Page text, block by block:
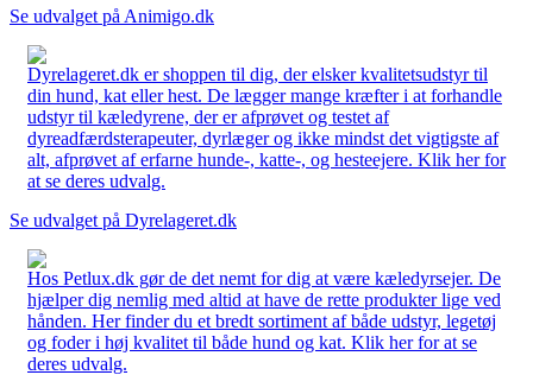
Se udvalget på Animigo.dk
Dyrelageret.dk er shoppen til dig, der elsker kvalitetsudstyr til
din hund, kat eller hest. De lægger mange kræfter i at forhandle
udstyr til kæledyrene, der er afprøvet og testet af
dyreadfærdsterapeuter, dyrlæger og ikke mindst det vigtigste af
alt, afprøvet af erfarne hunde-, katte-, og hesteejere. Klik her for
at se deres udvalg.
Se udvalget på Dyrelageret.dk
Hos Petlux.dk gør de det nemt for dig at være kæledyrsejer. De
hjælper dig nemlig med altid at have de rette produkter lige ved
hånden. Her finder du et bredt sortiment af både udstyr, legetøj
og foder i høj kvalitet til både hund og kat. Klik her for at se
deres udvalg.